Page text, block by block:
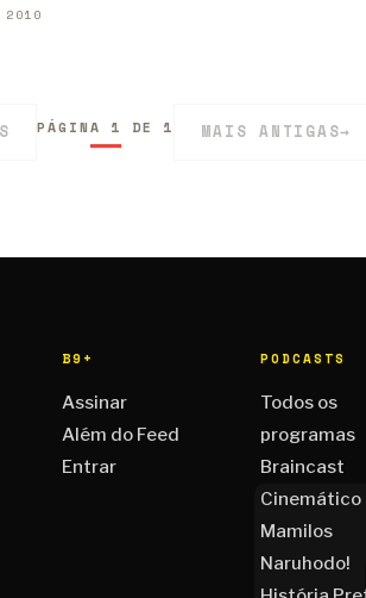
2010
PÁGINA 1 DE 1 MAIS ANTIGAS→
B9+
Assinar
Além do Feed
Entrar
PODCASTS
Todos os
programas
Braincast
Cinemático
Mamilos
Naruhodo!